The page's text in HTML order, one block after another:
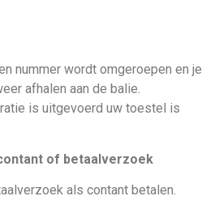
nummer wordt omgeroepen en je
afhalen aan de balie.
is uitgevoerd uw toestel is
of betaalverzoek
als contant betalen.